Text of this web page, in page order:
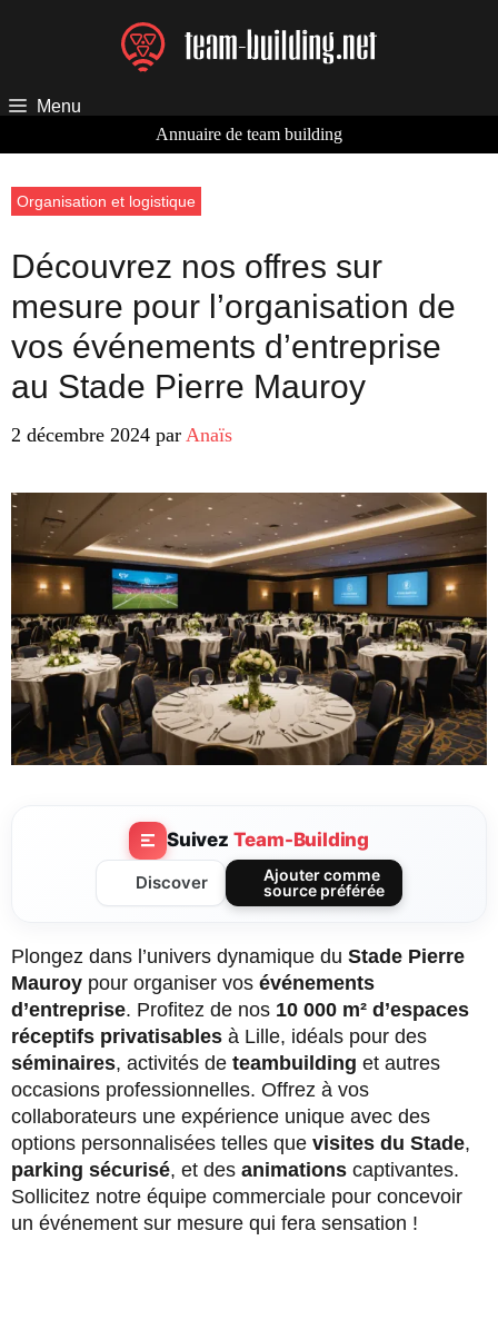
Menu
Annuaire de team building
Organisation et logistique
Découvrez nos offres sur
mesure pour l’organisation de
vos événements d’entreprise
au Stade Pierre Mauroy
2 décembre 2024 par Anaïs
Suivez Team-Building
Discover
Ajouter comme
source préférée
Plongez dans l’univers dynamique du Stade Pierre
Mauroy pour organiser vos événements
d’entreprise. Profitez de nos 10 000 m² d’espaces
réceptifs privatisables à Lille, idéals pour des
séminaires, activités de teambuilding et autres
occasions professionnelles. Offrez à vos
collaborateurs une expérience unique avec des
options personnalisées telles que visites du Stade,
parking sécurisé, et des animations captivantes.
Sollicitez notre équipe commerciale pour concevoir
un événement sur mesure qui fera sensation !